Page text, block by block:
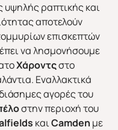
υψηλής ραπτικής και
αποτελούν
επισκεπτών
να λησμονήσουμε
Χάροντςστο
Εναλλακτικά
αγορές του
στην περιοχή του
καιCamden με